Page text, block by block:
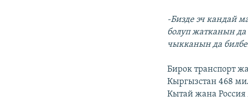
-Бизде эч кандай
болуп жатканын
чыкканын да
Бирок транспорт
Кыргызстан 468
Кытай жана